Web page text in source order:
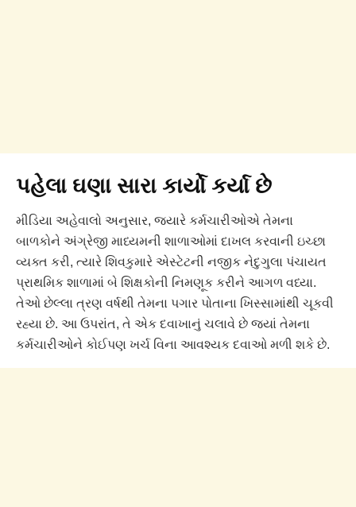
પહેલા ઘણા સારા કાર્યો કર્યા છે
મીડિયા અહેવાલો અનુસાર, જ્યારે કર્મચારીઓએ તેમના
બાળકોને અંગ્રેજી માધ્યમની શાળાઓમાં દાખલ કરવાની ઇચ્છા
વ્યક્ત કરી, ત્યારે શિવકુમારે એસ્ટેટની નજીક નેદુગુલા પંચાયત
પ્રાથમિક શાળામાં બે શિક્ષકોની નિમણૂક કરીને આગળ વધ્યા.
તેઓ છેલ્લા ત્રણ વર્ષથી તેમના પગાર પોતાના ખિસ્સામાંથી ચૂકવી
રહ્યા છે. આ ઉપરાંત, તે એક દવાખાનું ચલાવે છે જ્યાં તેમના
કર્મચારીઓને કોઈપણ ખર્ચ વિના આવશ્યક દવાઓ મળી શકે છે.